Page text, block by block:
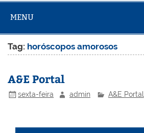
MENU
Tag: horóscopos amorosos
A&E Portal
sexta-feira admin A&E Portal